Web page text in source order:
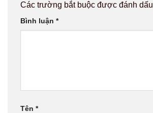
Các trường bắt buộc được đánh dấu
Bình luận *
Tên *